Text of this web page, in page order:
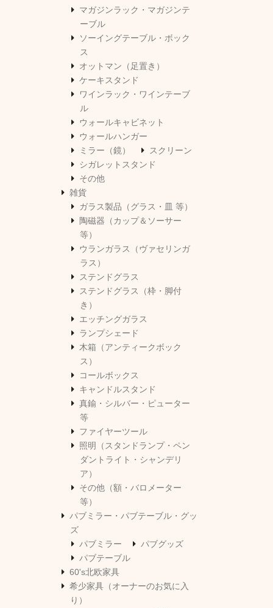
マガジンラック・マガジンテ
ーブル
ソーイングテーブル・ボック
ス
オットマン（足置き）
ケーキスタンド
ワインラック・ワインテーブ
ル
ウォールキャビネット
ウォールハンガー
ミラー（鏡）
スクリーン
シガレットスタンド
その他
雑貨
ガラス製品（グラス・皿 等）
陶磁器（カップ＆ソーサー
等）
ウランガラス（ヴァセリンガ
ラス）
ステンドグラス
ステンドグラス（枠・脚付
き）
エッチングガラス
ランプシェード
木箱（アンティークボック
ス）
コールボックス
キャンドルスタンド
真鍮・シルバー・ピューター
等
ファイヤーツール
照明（スタンドランプ・ペン
ダントライト・シャンデリ
ア）
その他（額・バロメーター
等）
パブミラー・パブテーブル・グッ
ズ
パブミラー
パブグッズ
パブテーブル
60's北欧家具
希少家具（オーナーのお気に入
り）